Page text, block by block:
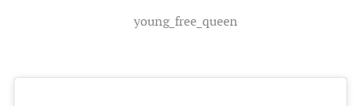
young_free_queen